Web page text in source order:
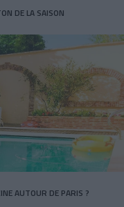
DE LA SAISON
AUTOUR DE PARIS ?